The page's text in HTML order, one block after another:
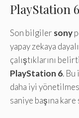
PlayStation
Son bilgiler sony
yapay zekaya
çalıştıklarını
PlayStation 6. Bu
daha iyi
saniye başına kare